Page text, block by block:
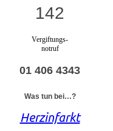
142
Vergiftungs-
notruf
01 406 4343
Was tun bei…?
Herzinfarkt